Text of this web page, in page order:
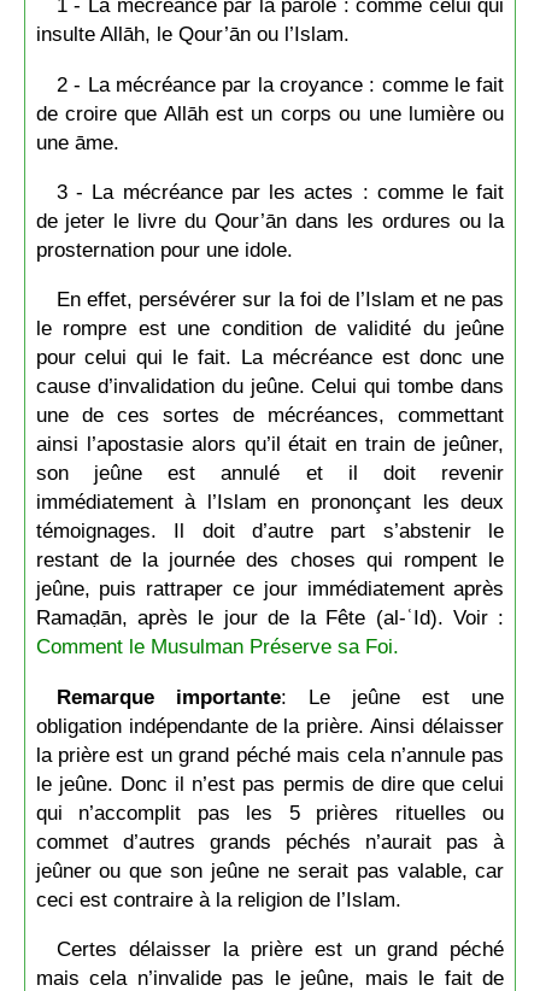
1 - La mécréance par la parole : comme celui qui
insulte Allāh, le Qour’ān ou l’Islam.
2 - La mécréance par la croyance : comme le fait
de croire que Allāh est un corps ou une lumière ou
une āme.
3 - La mécréance par les actes : comme le fait
de jeter le livre du Qour’ān dans les ordures ou la
prosternation pour une idole.
En effet, persévérer sur la foi de l’Islam et ne pas
le rompre est une condition de validité du jeûne
pour celui qui le fait. La mécréance est donc une
cause d’invalidation du jeûne. Celui qui tombe dans
une de ces sortes de mécréances, commettant
ainsi l’apostasie alors qu’il était en train de jeûner,
son jeûne est annulé et il doit revenir
immédiatement à l’Islam en prononçant les deux
témoignages. Il doit d’autre part s’abstenir le
restant de la journée des choses qui rompent le
jeûne, puis rattraper ce jour immédiatement après
Ramaḍān, après le jour de la Fête (al-ʿId). Voir :
Comment le Musulman Préserve sa Foi.
Remarque importante: Le jeûne est une
obligation indépendante de la prière. Ainsi délaisser
la prière est un grand péché mais cela n’annule pas
le jeûne. Donc il n’est pas permis de dire que celui
qui n’accomplit pas les 5 prières rituelles ou
commet d’autres grands péchés n’aurait pas à
jeûner ou que son jeûne ne serait pas valable, car
ceci est contraire à la religion de l’Islam.
Certes délaisser la prière est un grand péché
mais cela n’invalide pas le jeûne, mais le fait de